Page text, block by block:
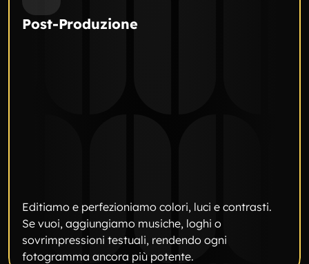
Post-Produzione
Editiamo e perfezioniamo colori, luci e contrasti.
Se vuoi, aggiungiamo musiche, loghi o
sovrimpressioni testuali, rendendo ogni
fotogramma ancora più potente.